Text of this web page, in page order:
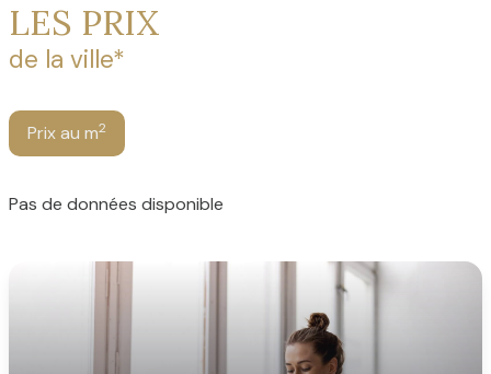
LES PRIX
de la ville*
Prix au m2
Pas de données disponible